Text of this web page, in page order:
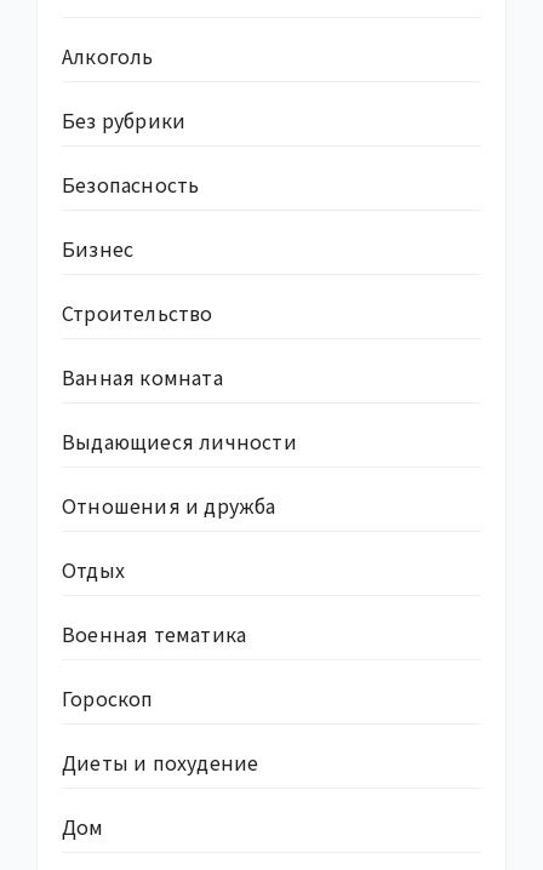
Алкоголь
Без рубрики
Безопасность
Бизнес
Строительство
Ванная комната
Выдающиеся личности
Отношения и дружба
Отдых
Военная тематика
Гороскоп
Диеты и похудение
Дом